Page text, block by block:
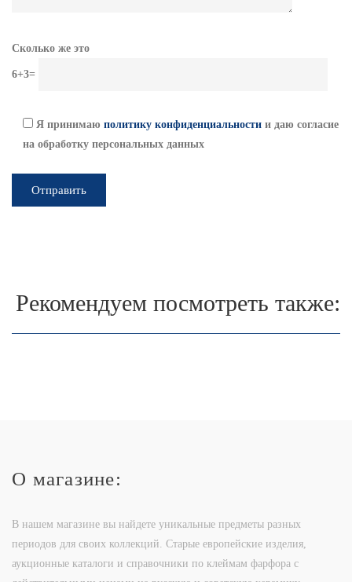
Сколько же это
6+3=
Я принимаю политику конфиденциальности и даю согласие
на обработку персональных данных
Рекомендуем посмотреть также:
О магазине:
В нашем магазине вы найдете уникальные предметы разных
периодов для своих коллекций. Старые европейские изделия,
аукционные каталоги и справочники по клеймам фарфора с